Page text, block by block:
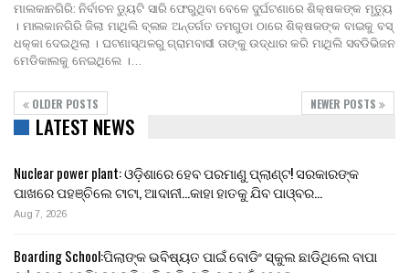
ମାଲକାନଗିରି: ନିର୍ବାଚନ ଡ୍ୟୁଟି ସାରି ଫେରୁଥିବା ବେଳେ ଦୁର୍ଘଟଣାରେ ଶିକ୍ଷକଙ୍କ ମୃତ୍ୟୁ
। ମାଲକାନଗିରି ଜିଲା ମାଥିଲି ବ୍ଲକ ଅନ୍ତର୍ଗତ ତମଗୁଡା ଠାରେ ଶିକ୍ଷକଙ୍କ ବାଇକୁ ବସ୍
ଧକ୍କା ଦେଇଥିଲା । ଘଟଣାସ୍ଥଳରୁ ଗ୍ରାମବାସୀ ତାଙ୍କୁ ଉଦ୍ଧାର କରି ମାଥିଲି ସବଡିଭିଜନ
ମେଡିକାଲକୁ ନେଇଥିଲେ ।…
OLDER POSTS NEWER POSTS
LATEST NEWS
Nuclear power plant: ଓଡ଼ିଶାରେ ହେବ ପରମାଣୁ ପ୍ଲାଣ୍ଟ! ସରକାରଙ୍କ
ପାଖରେ ପହଞ୍ଚିଲେ ଟାଟା, ଆଦାନୀ…କାହା ହାତକୁ ଯିବ ପାଓ୍ବର…
Aug 7, 2026
Boarding School:ପିଲାଙ୍କ ଭବିଷ୍ୟତ ପାଇଁ ବୋଡିଂ ସ୍କୁଲ ଛାଡିଥିଲେ ବାପା